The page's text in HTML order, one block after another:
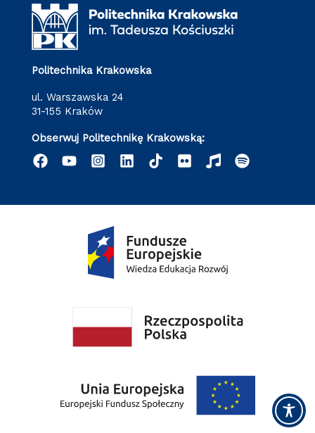
Politechnika Krakowska
ul. Warszawska 24
31-155 Kraków
Obserwuj Politechnikę Krakowską: